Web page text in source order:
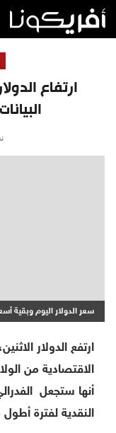
ارتفاع
سعر الدولار اليوم وبقية
ارتفع الدولار
الاقتصادية من
أنها ستجعل
النقدية لفترة